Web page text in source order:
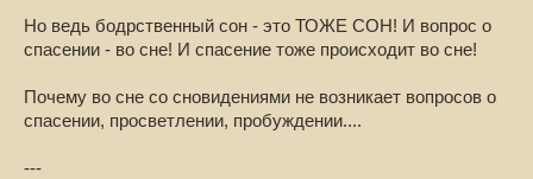
Но ведь бодрственный сон - это ТОЖЕ СОН! И вопрос о
спасении - во сне! И спасение тоже происходит во сне!
Почему во сне со сновидениями не возникает вопросов о
спасении, просветлении, пробуждении....
---